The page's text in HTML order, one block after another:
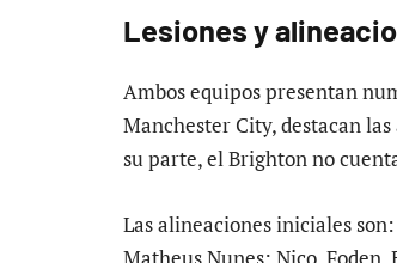
Lesiones y
Ambos equipos presentan
Manchester City, destacan las
su parte, el Brighton no
Las alineaciones iniciales son:
Matheus Nunes; Nico,